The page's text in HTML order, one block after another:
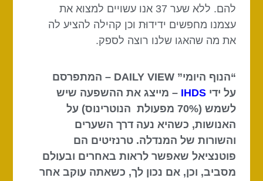
להם. ללא שער 37 אנו עשויים למצוא את
עצמנו מחפשים ידידוּת וכן קהילה להציע לה
את מה שהאגו שלנו רוצה לספק.
“הנוף היומי” DAILY VIEW – המתפרסם
על ידיIHDS – מייצג את ההשפעה שיש
לשמש (70% מפעולת הנוטרינוס) על
האנושות, כשהיא נעה דרך השערים
והשורות של המנדלה. טרנזיטים הם
פוטנציאל שאפשר לראות באחרים ובעולם
מסביב, וכן, אם נכון לך, כשאתה עוקב אחר